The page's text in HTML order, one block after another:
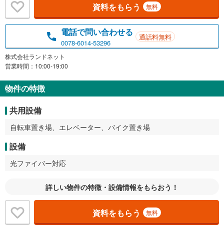
資料をもらう 無料
電話で問い合わせる
0078-6014-53296
通話料無料
株式会社ランドネット
営業時間：10:00-19:00
物件の特徴
共用設備
自転車置き場、エレベーター、バイク置き場
設備
光ファイバー対応
詳しい物件の特徴・設備情報をもらおう！
資料をもらう 無料